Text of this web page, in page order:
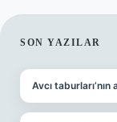
SON YAZILAR
Avcı taburları’nın